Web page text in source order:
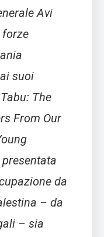
Avi
forze
suoi
The
From Our
da
– da
– sia